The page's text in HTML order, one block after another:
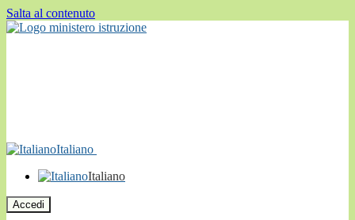
Salta al contenuto
Italiano
Italiano
Accedi